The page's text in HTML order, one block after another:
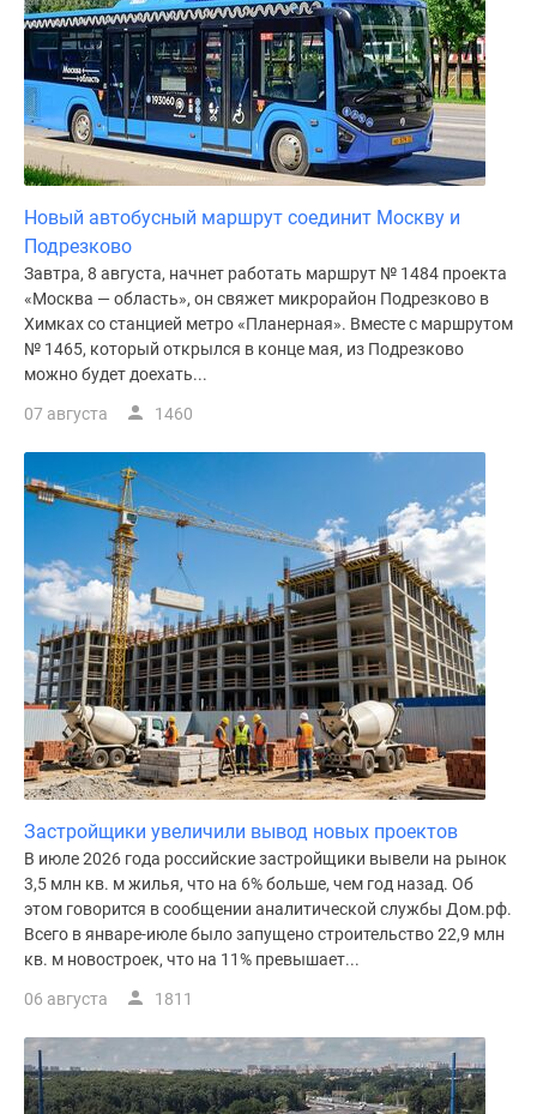
Новый автобусный маршрут соединит Москву и
Подрезково
Завтра, 8 августа, начнет работать маршрут № 1484 проекта
«Москва — область», он свяжет микрорайон Подрезково в
Химках со станцией метро «Планерная». Вместе с маршрутом
№ 1465, который открылся в конце мая, из Подрезково
можно будет доехать...
07 августа 1460
Застройщики увеличили вывод новых проектов
В июле 2026 года российские застройщики вывели на рынок
3,5 млн кв. м жилья, что на 6% больше, чем год назад. Об
этом говорится в сообщении аналитической службы Дом.рф.
Всего в январе-июле было запущено строительство 22,9 млн
кв. м новостроек, что на 11% превышает...
06 августа 1811